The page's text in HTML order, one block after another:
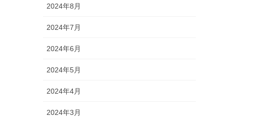
2024年8月
2024年7月
2024年6月
2024年5月
2024年4月
2024年3月